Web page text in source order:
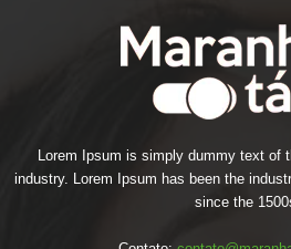
Lorem Ipsum is simply dummy text of
industry. Lorem Ipsum has been the
since the